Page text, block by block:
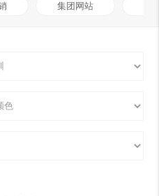
集团网站